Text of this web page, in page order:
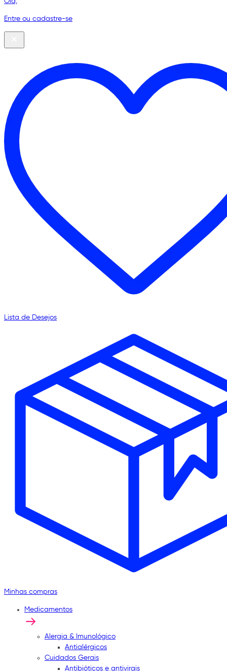
Entre ou cadastre-se
Lista de Desejos
Minhas compras
Medicamentos
Alergia & Imunológico
Antialérgicos
Cuidados Gerais
Antibióticos e antivirais